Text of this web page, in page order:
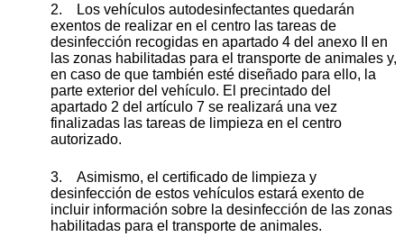
2. Los vehículos autodesinfectantes quedarán
exentos de realizar en el centro las tareas de
desinfección recogidas en apartado 4 del anexo II en
las zonas habilitadas para el transporte de animales y,
en caso de que también esté diseñado para ello, la
parte exterior del vehículo. El precintado del
apartado 2 del artículo 7 se realizará una vez
finalizadas las tareas de limpieza en el centro
autorizado.
3. Asimismo, el certificado de limpieza y
desinfección de estos vehículos estará exento de
incluir información sobre la desinfección de las zonas
habilitadas para el transporte de animales.